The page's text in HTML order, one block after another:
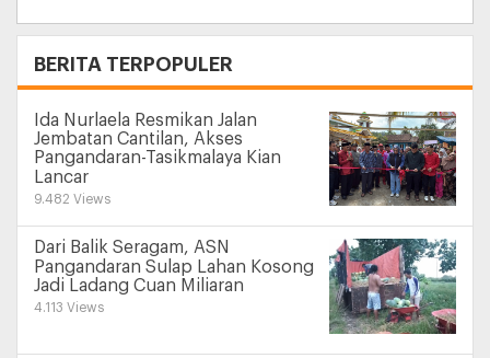
BERITA TERPOPULER
Ida Nurlaela Resmikan Jalan
Jembatan Cantilan, Akses
Pangandaran-Tasikmalaya Kian
Lancar
9.482 Views
Dari Balik Seragam, ASN
Pangandaran Sulap Lahan Kosong
Jadi Ladang Cuan Miliaran
4.113 Views